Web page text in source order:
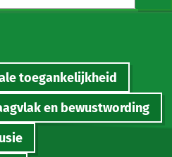
toegankelijkheid
en bewustwording